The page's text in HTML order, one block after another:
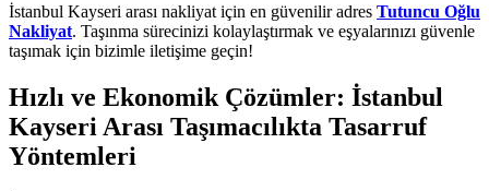
İstanbul Kayseri arası nakliyat için en güvenilir adres Tutuncu Oğlu
Nakliyat. Taşınma sürecinizi kolaylaştırmak ve eşyalarınızı güvenle
taşımak için bizimle iletişime geçin!
Hızlı ve Ekonomik Çözümler: İstanbul
Kayseri Arası Taşımacılıkta Tasarruf
Yöntemleri